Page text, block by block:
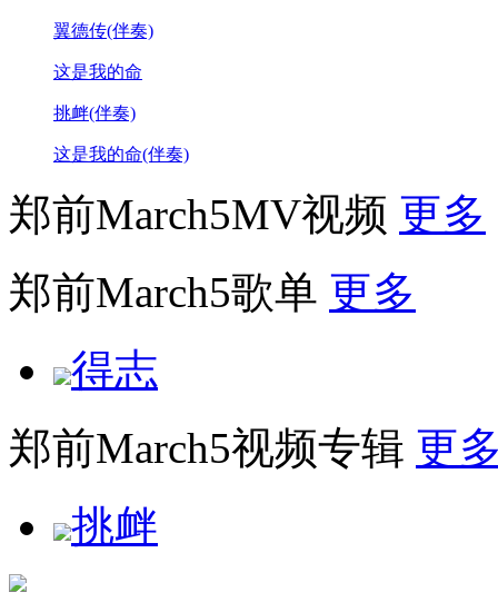
翼德传(伴奏)
这是我的命
挑衅(伴奏)
这是我的命(伴奏)
郑前March5MV视频 更多
郑前March5歌单 更多
得志
郑前March5视频专辑 更
挑衅